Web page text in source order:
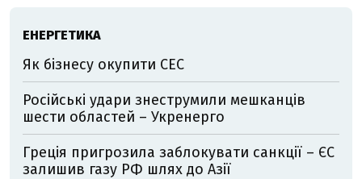
ЕНЕРГЕТИКА
Як бізнесу окупити СЕС
Російські удари знеструмили мешканців
шести областей – Укренерго
Греція пригрозила заблокувати санкції – ЄС
залишив газу РФ шлях до Азії